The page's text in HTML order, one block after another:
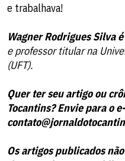
e trabalhava!
Wagner Rodrigues Silva é
e professor titular na
(UFT).
Quer ter seu artigo ou
Tocantins? Envie para o
Os artigos publicados